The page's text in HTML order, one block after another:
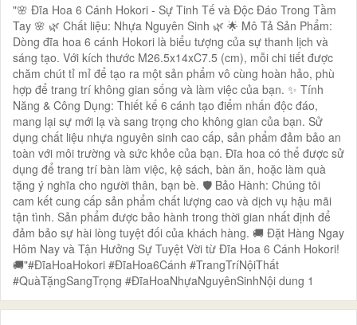
"🌸 Đĩa Hoa 6 Cánh Hokori - Sự Tinh Tế và Độc Đáo Trong Tầm
Tay 🌸 🌿 Chất liệu: Nhựa Nguyên Sinh 🌿 🌟 Mô Tả Sản Phẩm:
Dòng đĩa hoa 6 cánh Hokori là biểu tượng của sự thanh lịch và
sáng tạo. Với kích thước M26.5x14xC7.5 (cm), mỗi chi tiết được
chăm chút tỉ mỉ để tạo ra một sản phẩm vô cùng hoàn hảo, phù
hợp để trang trí không gian sống và làm việc của bạn. ✨ Tính
Năng & Công Dụng: Thiết kế 6 cánh tạo điểm nhấn độc đáo,
mang lại sự mới lạ và sang trọng cho không gian của bạn. Sử
dụng chất liệu nhựa nguyên sinh cao cấp, sản phẩm đảm bảo an
toàn với môi trường và sức khỏe của bạn. Đĩa hoa có thể được sử
dụng để trang trí bàn làm việc, kệ sách, bàn ăn, hoặc làm quà
tặng ý nghĩa cho người thân, bạn bè. 🛡️ Bảo Hành: Chúng tôi
cam kết cung cấp sản phẩm chất lượng cao và dịch vụ hậu mãi
tận tình. Sản phẩm được bảo hành trong thời gian nhất định để
đảm bảo sự hài lòng tuyệt đối của khách hàng. 🚚 Đặt Hàng Ngay
Hôm Nay và Tận Hưởng Sự Tuyệt Vời từ Đĩa Hoa 6 Cánh Hokori!
🚚"#ĐĩaHoaHokori #ĐĩaHoa6Cánh #TrangTríNộiThất
#QuàTặngSangTrọng #ĐĩaHoaNhựaNguyênSinhNội dung 1